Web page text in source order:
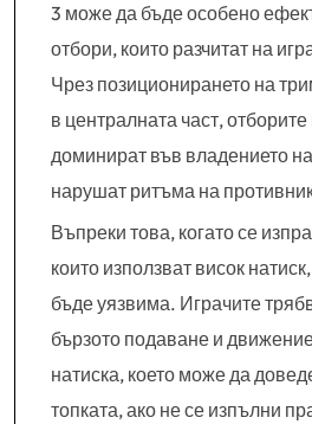
3 може да бъде особено
отбори, които разчитат на
Чрез позиционирането на
в централната част,
доминират във владението
нарушат ритъма на
Въпреки това, когато се
които използват висок
бъде уязвима. Играчите
бързото подаване и
натиска, което може да
топката, ако не се изпълни